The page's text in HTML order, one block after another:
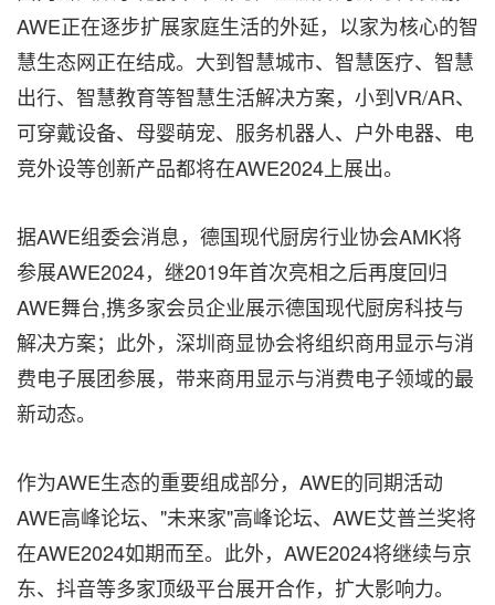
AWE正在逐步扩展家庭生活的外延，以家为核心的智
慧生态网正在结成。大到智慧城市、智慧医疗、智慧
出行、智慧教育等智慧生活解决方案，小到VR/AR、
可穿戴设备、母婴萌宠、服务机器人、户外电器、电
竞外设等创新产品都将在AWE2024上展出。
据AWE组委会消息，德国现代厨房行业协会AMK将
参展AWE2024，继2019年首次亮相之后再度回归
AWE舞台,携多家会员企业展示德国现代厨房科技与
解决方案；此外，深圳商显协会将组织商用显示与消
费电子展团参展，带来商用显示与消费电子领域的最
新动态。
作为AWE生态的重要组成部分，AWE的同期活动
AWE高峰论坛、"未来家"高峰论坛、AWE艾普兰奖将
在AWE2024如期而至。此外，AWE2024将继续与京
东、抖音等多家顶级平台展开合作，扩大影响力。